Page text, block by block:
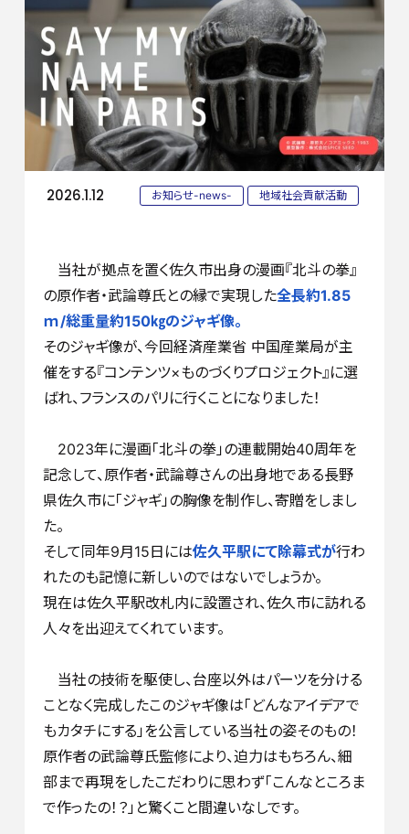
2026.1.12 お知らせ-news- 地域社会貢献活動
当社が拠点を置く佐久市出身の漫画『北斗の拳』
の原作者・武論尊氏との縁で実現した全長約1.85
ｍ/総重量約150㎏のジャギ像。
そのジャギ像が、今回経済産業省 中国産業局が主
催をする『コンテンツ×ものづくりプロジェクト』に選
ばれ、フランスのパリに行くことになりました！
2023年に漫画「北斗の拳」の連載開始40周年を
記念して、原作者・武論尊さんの出身地である長野
県佐久市に「ジャギ」の胸像を制作し、寄贈をしまし
た。
そして同年9月15日には佐久平駅にて除幕式が行わ
れたのも記憶に新しいのではないでしょうか。
現在は佐久平駅改札内に設置され、佐久市に訪れる
人々を出迎えてくれています。
当社の技術を駆使し、台座以外はパーツを分ける
ことなく完成したこのジャギ像は「どんなアイデアで
もカタチにする」を公言している当社の姿そのもの！
原作者の武論尊氏監修により、迫力はもちろん、細
部まで再現をしたこだわりに思わず「こんなところま
で作ったの！？」と驚くこと間違いなしです。